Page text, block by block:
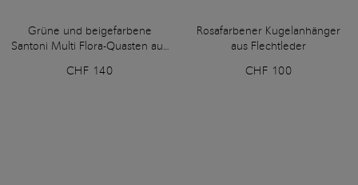
Grüne und beigefarbene
Santoni Multi Flora-Quasten aus
CHF 140
Rosafarbener Kugelanhänger
aus Flechtleder
CHF 100